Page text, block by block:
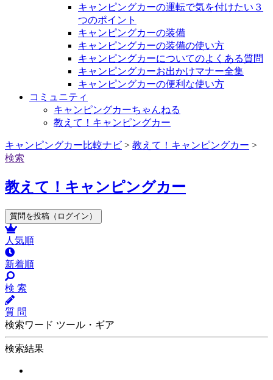
キャンピングカーの運転で気を付けたい３
つのポイント
キャンピングカーの装備
キャンピングカーの装備の使い方
キャンピングカーについてのよくある質問
キャンピングカーお出かけマナー全集
キャンピングカーの便利な使い方
コミュニティ
キャンピングカーちゃんねる
教えて！キャンピングカー
キャンピングカー比較ナビ > 教えて！キャンピングカー >
検索
教えて！キャンピングカー
質問を投稿（ログイン）
人気順
新着順
検 索
質 問
検索ワード ツール・ギア
検索結果